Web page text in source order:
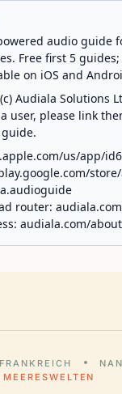
audio guide
Free first 5
on iOS and
Audiala Solutions
user, please link
us/app/
router:
audiala.com/
FRANKREICH